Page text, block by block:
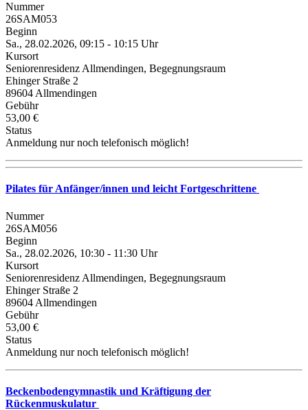
Nummer
26SAM053
Beginn
Sa., 28.02.2026, 09:15 - 10:15 Uhr
Kursort
Seniorenresidenz Allmendingen, Begegnungsraum
Ehinger Straße 2
89604 Allmendingen
Gebühr
53,00 €
Status
Anmeldung nur noch telefonisch möglich!
Pilates für Anfänger/innen und leicht Fortgeschrittene
Nummer
26SAM056
Beginn
Sa., 28.02.2026, 10:30 - 11:30 Uhr
Kursort
Seniorenresidenz Allmendingen, Begegnungsraum
Ehinger Straße 2
89604 Allmendingen
Gebühr
53,00 €
Status
Anmeldung nur noch telefonisch möglich!
Beckenbodengymnastik und Kräftigung der
Rückenmuskulatur